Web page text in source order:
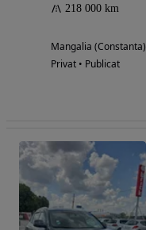
218 000 km
Mangalia (Constanta)
Privat • Publicat